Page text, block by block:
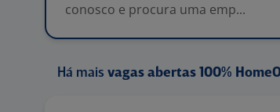
conosco e procura uma emp...
Há mais vagas abertas 100%